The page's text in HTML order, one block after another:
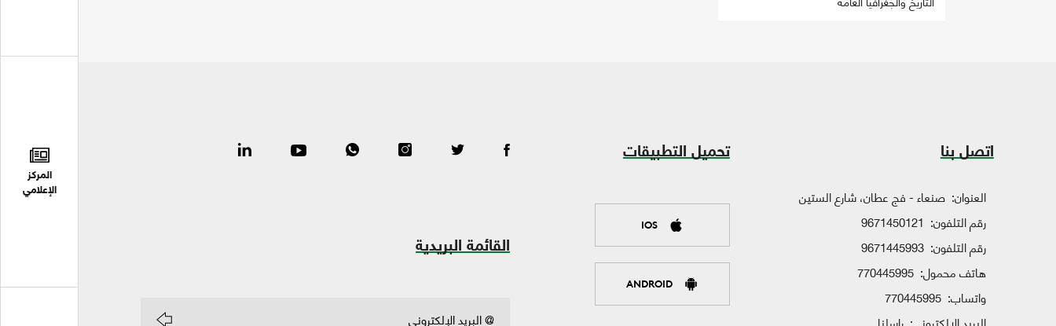
المركز
الإعلامي
اتصل بنا
العنوان: صنعاء - فج عطان، شارع الستين
رقم التلفون: 9671450121
رقم التلفون: 9671445993
هاتف محمول: 770445995
واتساب: 770445995
تحميل التطبيقات
IOS
ANDROID
القائمة البريدية